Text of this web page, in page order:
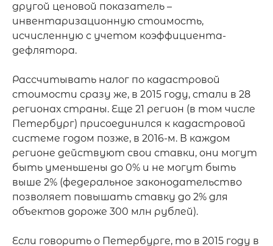
другой ценовой показатель –
инвентаризационную стоимость,
исчисленную с учетом коэффициента-
дефлятора.
Рассчитывать налог по кадастровой
стоимости сразу же, в 2015 году, стали в 28
регионах страны. Еще 21 регион (в том числе
Петербург) присоединился к кадастровой
системе годом позже, в 2016-м. В каждом
регионе действуют свои ставки, они могут
быть уменьшены до 0% и не могут быть
выше 2% (федеральное законодательство
позволяет повышать ставку до 2% для
объектов дороже 300 млн рублей).
Если говорить о Петербурге, то в 2015 году в